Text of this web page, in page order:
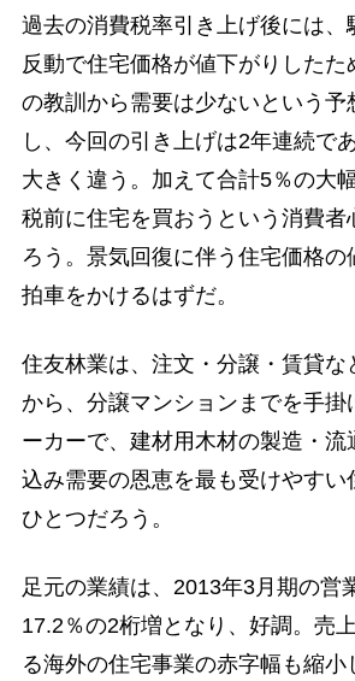
過去の消費税率引き上げ後には、
反動で住宅価格が値下がりしたた
の教訓から需要は少ないという予
し、今回の引き上げは2年連続で
大きく違う。加えて合計5％の大
税前に住宅を買おうという消費者
ろう。景気回復に伴う住宅価格の
拍車をかけるはずだ。
住友林業は、注文・分譲・賃貸な
から、分譲マンションまでを手掛
ーカーで、建材用木材の製造・流
込み需要の恩恵を最も受けやすい
ひとつだろう。
足元の業績は、2013年3月期の営
17.2％の2桁増となり、好調。売
る海外の住宅事業の赤字幅も縮小